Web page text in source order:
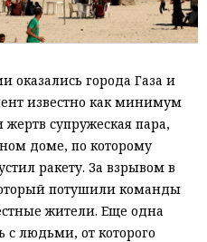
оказались города Газа и
известно как минимум
супружеская пара,
доме, по которому
ракету. За взрывом в
потушили команды
жители. Еще одна
с людьми, от которого